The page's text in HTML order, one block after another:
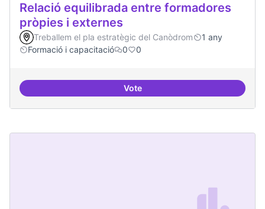
Relació equilibrada entre formadores
pròpies i externes
Treballem el pla estratègic del Canòdrom
1 any
Formació i capacitació
0 0
VoteRelació equilibrada entre